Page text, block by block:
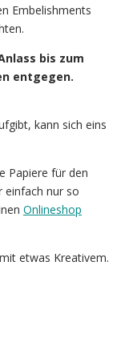
Embelishments
bis zum
entgegen.
kann sich eins
Papiere für den
einfach nur so
Onlineshop
etwas Kreativem.